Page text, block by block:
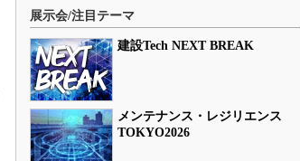
展示会/注目テーマ
建設Tech NEXT BREAK
メンテナンス・レジリエンス
TOKYO2026